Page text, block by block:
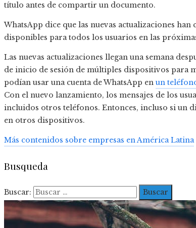
título antes de compartir un documento.
WhatsApp dice que las nuevas actualizaciones
disponibles para todos los usuarios en las
Las nuevas actualizaciones llegan una semana
de inicio de sesión de múltiples dispositivos para
podían usar una cuenta de WhatsApp en un
Con el nuevo lanzamiento, los mensajes de los
incluidos otros teléfonos. Entonces, incluso si un
en otros dispositivos.
Más contenidos sobre empresas en América Latina
Busqueda
Buscar: